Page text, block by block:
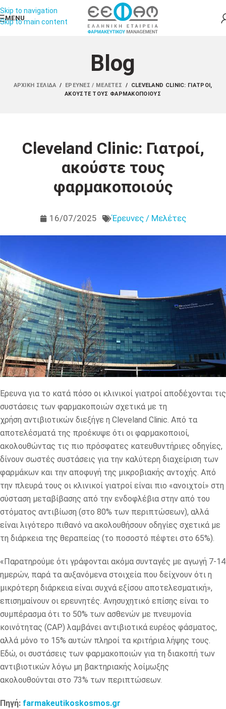
Skip to navigation
Skip to main content
MENU
Blog
ΑΡΧΙΚΉ ΣΕΛΊΔΑ / ΈΡΕΥΝΕΣ / ΜΕΛΈΤΕΣ /
CLEVELAND CLINIC: ΓΙΑΤΡΟΊ,
ΑΚΟΎΣΤΕ ΤΟΥΣ ΦΑΡΜΑΚΟΠΟΙΟΎΣ
Cleveland Clinic: Γιατροί,
ακούστε τους
φαρμακοποιούς
16/07/2025 Έρευνες / Μελέτες
Έρευνα για το κατά πόσο οι κλινικοί γιατροί αποδέχονται τις
συστάσεις των φαρμακοποιών σχετικά με τη
χρήση αντιβιοτικών διεξήγε η Cleveland Clinic. Από τα
αποτελέσματά της προέκυψε ότι οι φαρμακοποιοί,
ακολουθώντας τις πιο πρόσφατες κατευθυντήριες οδηγίες,
δίνουν σωστές συστάσεις για την καλύτερη διαχείριση των
φαρμάκων και την αποφυγή της μικροβιακής αντοχής. Από
την πλευρά τους οι κλινικοί γιατροί είναι πιο «ανοιχτοί» στη
σύσταση μεταβίβασης από την ενδοφλέβια στην από του
στόματος αντιβίωση (στο 80% των περιπτώσεων), αλλά
είναι λιγότερο πιθανό να ακολουθήσουν οδηγίες σχετικά με
τη διάρκεια της θεραπείας (το ποσοστό πέφτει στο 65%).
«Παρατηρούμε ότι γράφονται ακόμα συνταγές με αγωγή 7-14
ημερών, παρά τα αυξανόμενα στοιχεία που δείχνουν ότι η
μικρότερη διάρκεια είναι συχνά εξίσου αποτελεσματική»,
επισημαίνουν οι ερευνητές. Ανησυχητικό επίσης είναι το
συμπέρασμα ότι το 50% των ασθενών με πνευμονία
κοινότητας (CAP) λαμβάνει αντιβιοτικά ευρέος φάσματος,
αλλά μόνο το 15% αυτών πληροί τα κριτήρια λήψης τους.
Εδώ, οι συστάσεις των φαρμακοποιών για τη διακοπή των
αντιβιοτικών λόγω μη βακτηριακής λοίμωξης
ακολουθούνται στο 73% των περιπτώσεων.
Πηγή: farmakeutikoskosmos.gr